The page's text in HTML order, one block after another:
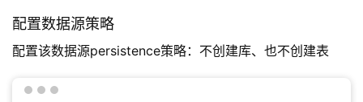
      asyncInit: true
配置数据源策略
配置该数据源persistence策略：不创建库、也不创建表